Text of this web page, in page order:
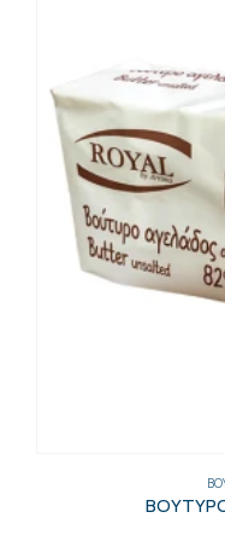
ΒΟΥΤΥΡΟ